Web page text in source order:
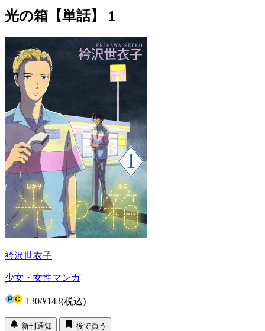
光の箱【単話】 1
衿沢世衣子
少女・女性マンガ
130/¥143(税込)
新刊通知
後で買う